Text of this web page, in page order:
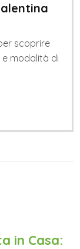
scoprire
modalità di
in Casa: